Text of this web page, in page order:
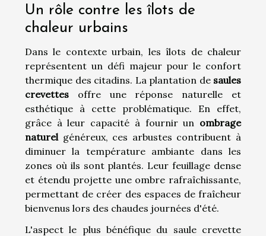
Un rôle contre les îlots de
chaleur urbains
Dans le contexte urbain, les îlots de chaleur
représentent un défi majeur pour le confort
thermique des citadins. La plantation de saules
crevettes offre une réponse naturelle et
esthétique à cette problématique. En effet,
grâce à leur capacité à fournir un ombrage
naturel généreux, ces arbustes contribuent à
diminuer la température ambiante dans les
zones où ils sont plantés. Leur feuillage dense
et étendu projette une ombre rafraîchissante,
permettant de créer des espaces de fraîcheur
bienvenus lors des chaudes journées d'été.
L'aspect le plus bénéfique du saule crevette